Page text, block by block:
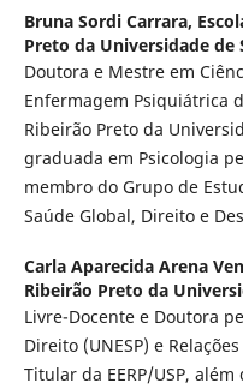
Bruna Sordi Carrara,
Preto da Universidade de
Doutora e Mestre em
Enfermagem Psiquiátrica
Ribeirão Preto da
graduada em Psicologia
membro do Grupo de
Saúde Global, Direito e
Carla Aparecida Arena
Ribeirão Preto da
Livre-Docente e Doutora
Direito (UNESP) e
Titular da EERP/USP,